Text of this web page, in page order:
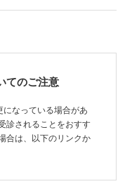
てのご注意
なっている場合があ
診されることをおすす
合は、以下のリンクか